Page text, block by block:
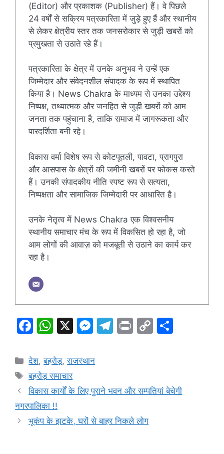
(Editor) और प्रकाशक (Publisher) हैं। वे पिछले
24 वर्षों से सक्रिय पत्रकारिता में जुड़े हुए हैं और स्थानीय
से लेकर क्षेत्रीय स्तर तक जनसरोकार से जुड़ी खबरों को
प्रमुखता से उठाते रहे हैं।
पत्रकारिता के क्षेत्र में उनके अनुभव ने उन्हें एक
जिम्मेदार और संवेदनशील संपादक के रूप में स्थापित
किया है। News Chakra के माध्यम से उनका उद्देश्य
निष्पक्ष, तथ्यात्मक और जनहित से जुड़ी खबरों को आम
जनता तक पहुंचाना है, ताकि समाज में जागरूकता और
पारदर्शिता बनी रहे।
विकास वर्मा विशेष रूप से कोटपूतली, पावटा, प्रागपुरा
और आसपास के क्षेत्रों की जमीनी खबरों पर फोकस करते
हैं। उनकी संपादकीय नीति स्पष्ट रूप से सत्यता,
निष्पक्षता और सामाजिक जिम्मेदारी पर आधारित है।
उनके नेतृत्व में News Chakra एक विश्वसनीय
स्थानीय समाचार मंच के रूप में विकसित हो रहा है, जो
आम लोगों की आवाज़ को मजबूती से उठाने का कार्य कर
रहा है।
F
c
e
b
o
o
W
at
s
A
p
p
X
M
s
e
g
T
a
Pr C
Li
Categories
देश,बहरोड़,राजस्थान
Tags
बहरोड़ समाचार
विकास कार्यों के लिए पुराने भवन और सम्पतियां बेचेगी
नगरपालिका !!
भूकंप के झटके, घरों से बाहर निकले लोग